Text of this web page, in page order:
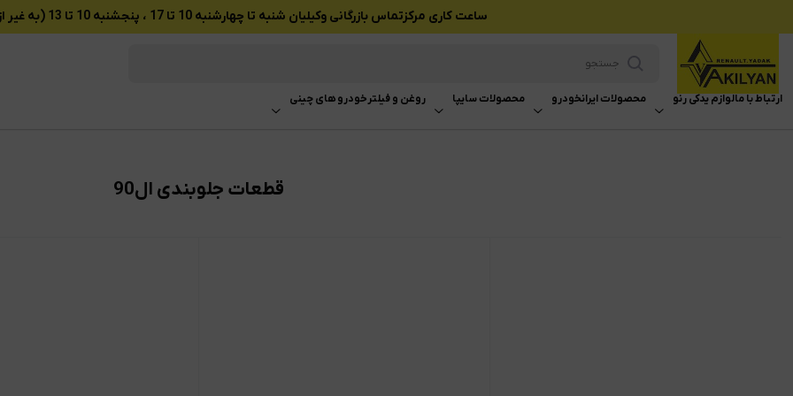
ساعت کاری مرکزتماس بازرگانی وکیلیان شنبه تا چهارشنبه 10 تا 17 ، پنجشنبه 10 تا 13 (به غیر از تعطیلات رسمی)
ارتباط با مالوازم یدکی رنو محصولات ایرانخودرو محصولات سایپا روغن و فیلتر خودرو های چینی
قطعات جلوبندی ال90